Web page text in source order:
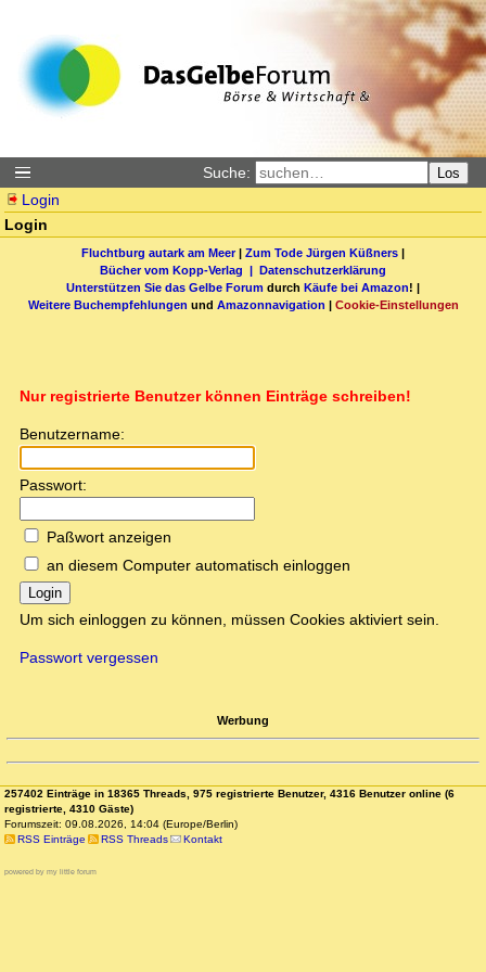
Suche: Los
Login
Login
Fluchtburg autark am Meer| Zum Tode Jürgen Küßners |
Bücher vom Kopp-Verlag | Datenschutzerklärung
Unterstützen Sie das Gelbe Forum durch Käufe bei Amazon! |
Weitere Buchempfehlungen und Amazonnavigation | Cookie-Einstellungen
Nur registrierte Benutzer können Einträge schreiben!
Benutzername:
Passwort:
Paßwort anzeigen
an diesem Computer automatisch einloggen
Login
Um sich einloggen zu können, müssen Cookies aktiviert sein.
Passwort vergessen
Werbung
257402 Einträge in 18365 Threads, 975 registrierte Benutzer, 4316 Benutzer online (6
registrierte, 4310 Gäste)
Forumszeit: 09.08.2026, 14:04 (Europe/Berlin)
RSS Einträge
RSS Threads Kontakt
powered by my little forum